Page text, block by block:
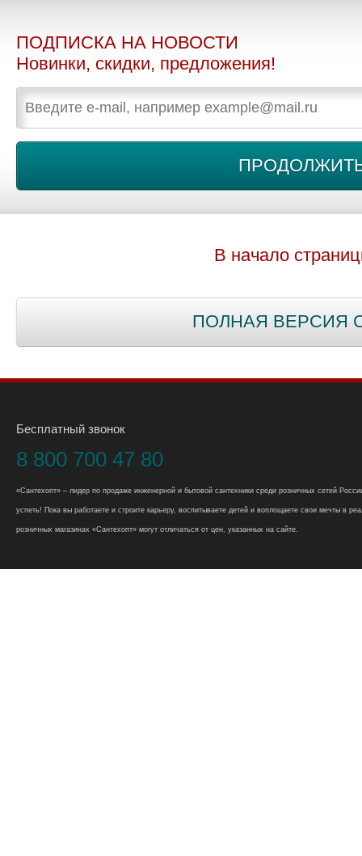
ПОДПИСКА НА НОВОСТИ
Новинки, скидки, предложения!
В начало
ПОЛНАЯ ВЕРСИЯ
Бесплатный звонок
8 800 700 47 80
«Сантехопт» – лидер по продаже инженерной и бытовой сантехники среди розничных сетей
успеть! Пока вы работаете и строите карьеру, воспитываете детей и воплощаете свои мечты в
розничных магазинах «Сантехопт» могут отличаться от цен, указанных на сайте.